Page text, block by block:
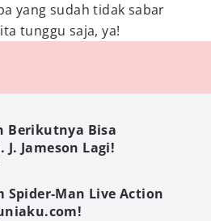
yang sudah tidak sabar
tunggu saja, ya!
Berikutnya Bisa
Jameson Lagi!
Spider-Man Live Action